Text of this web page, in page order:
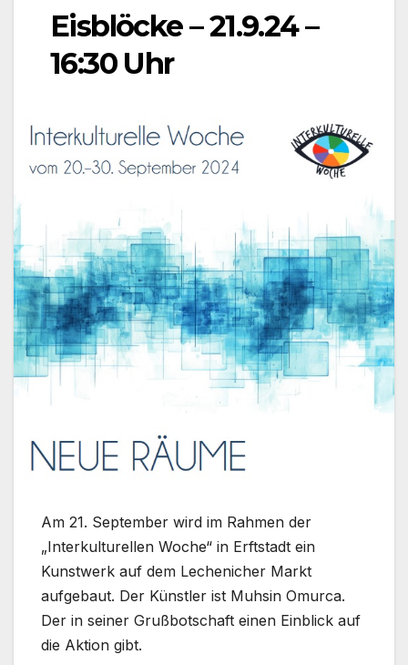
Eisblöcke – 21.9.24 –
16:30 Uhr
Am 21. September wird im Rahmen der
„Interkulturellen Woche“ in Erftstadt ein
Kunstwerk auf dem Lechenicher Markt
aufgebaut. Der Künstler ist Muhsin Omurca.
Der in seiner Grußbotschaft einen Einblick auf
die Aktion gibt.